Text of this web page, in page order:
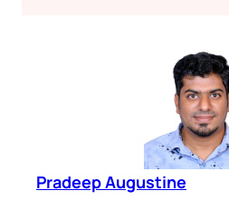
Pradeep Augustine